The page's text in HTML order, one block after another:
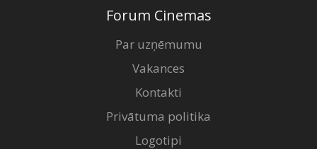
Forum Cinemas
Par uzņēmumu
Vakances
Kontakti
Privātuma politika
Logotipi